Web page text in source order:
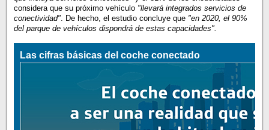
considera que su próximo vehículo "llevará integrados servicios de
conectividad". De hecho, el estudio concluye que "en 2020, el 90%
del parque de vehículos dispondrá de estas capacidades".
Las cifras básicas del coche conectado